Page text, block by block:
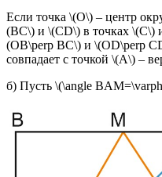
Если точка \(O\) – центр
(BC\) и \(CD\) в точках \(C\)
(OB\perp BC\) и \(OD\perp
совпадает с точкой \(A\) –
б) Пусть \(\angle